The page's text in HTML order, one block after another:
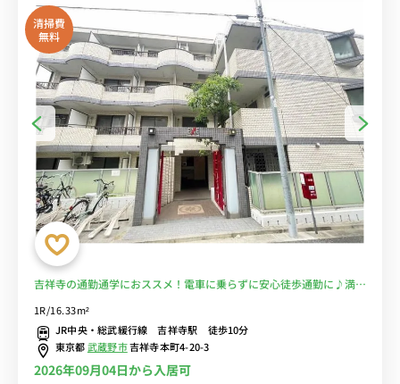
清掃費
無料
吉祥寺の通勤通学におススメ！電車に乗らずに安心徒歩通勤に♪満員
電車を完全回避で安心 ■選べるWi-Fi格安レンタル中！
1R/16.33m²
JR中央・総武緩行線 吉祥寺駅 徒歩10分
東京都武蔵野市吉祥寺本町4-20-3
2026年09月04日から入居可